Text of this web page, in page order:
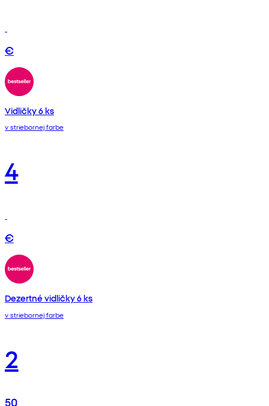
€
Vidličky 6 ks
v striebornej farbe
4
€
Dezertné vidličky 6 ks
v striebornej farbe
2
50